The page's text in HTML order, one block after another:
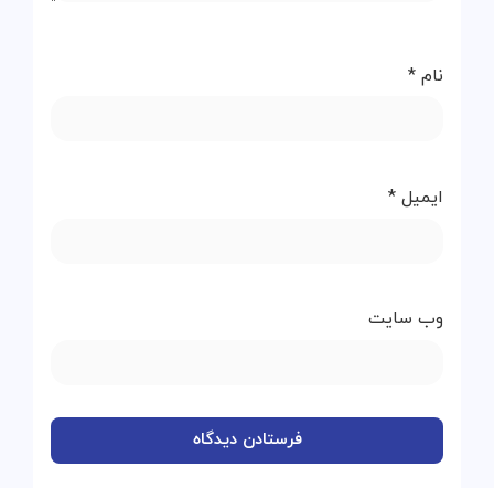
نام *
ایمیل *
وب‌ سایت